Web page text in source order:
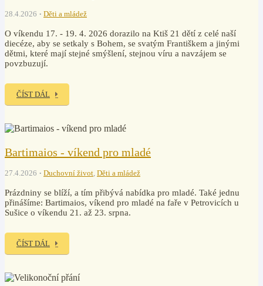
28.4.2026 Děti a mládež
O víkendu 17. - 19. 4. 2026 dorazilo na Ktiš 21 dětí z celé naší
diecéze, aby se setkaly s Bohem, se svatým Františkem a jinými
dětmi, které mají stejné smýšlení, stejnou víru a navzájem se
povzbuzují.
ČÍST DÁL
Bartimaios - víkend pro mladé
27.4.2026 Duchovní život, Děti a mládež
Prázdniny se blíží, a tím přibývá nabídka pro mladé. Také jednu
přinášíme: Bartimaios, víkend pro mladé na faře v Petrovicích u
Sušice o víkendu 21. až 23. srpna.
ČÍST DÁL